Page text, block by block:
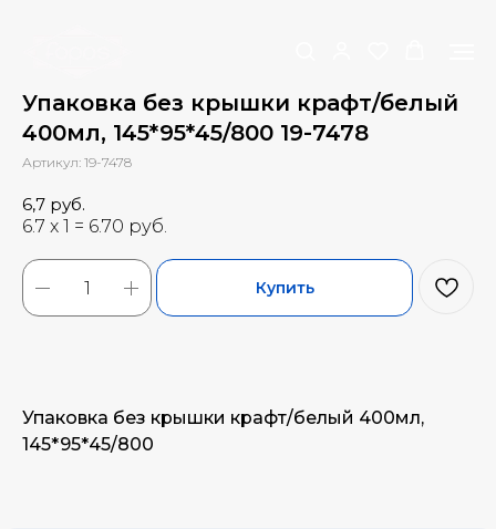
Упаковка без крышки крафт/белый
400мл, 145*95*45/800 19-7478
Артикул: 19-7478
6,7 руб.
Купить
Упаковка без крышки крафт/белый 400мл,
145*95*45/800